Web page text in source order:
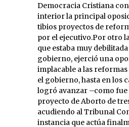
Democracia Cristiana
interior la principal
tibios proyectos de
por el ejecutivo.Por otro
que estaba muy
gobierno, ejerció una
implacable a las
el gobierno, hasta en los
logró avanzar –como fue
proyecto de Aborto de
acudiendo al Tribunal
instancia que actúa